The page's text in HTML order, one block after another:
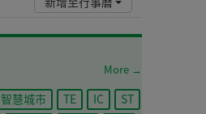
More →
智慧城市 TE IC
ST